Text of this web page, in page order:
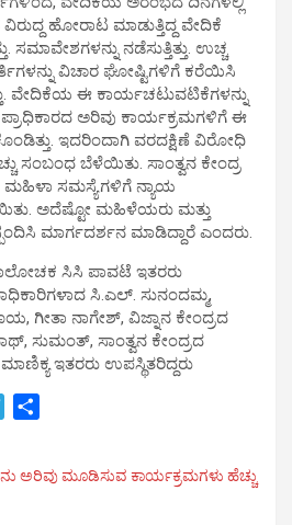
ಹೋರಾಟ ಮಾಡುತ್ತಿದ್ದ ವೇದಿಕೆ
ಸಮಾವೇಶಗಳನ್ನು ನಡೆಸುತ್ತಿತ್ತು. ಉಚ್ಚ
ವಿಚಾರ ಘೋಷ್ಟಿಗಳಿಗೆ ಕರೆಯಿಸಿ
ವೇದಿಕೆಯ ಈ ಕಾರ್ಯಚಟುವಟಿಕೆಗಳನ್ನು
ಅರಿವು ಕಾರ್ಯಕ್ರಮಗಳಿಗೆ ಈ
ಇದರಿಂದಾಗಿ ವರದಕ್ಷಿಣೆ ವಿರೋಧಿ
ಸಂಬಂಧ ಬೆಳೆಯಿತು. ಸಾಂತ್ವನ ಕೇಂದ್ರ
ಸಮಸ್ಯೆಗಳಿಗೆ ನ್ಯಾಯ
ಅದೆಷ್ಟೋ ಮಹಿಳೆಯರು ಮತ್ತು
ಮಾರ್ಗದರ್ಶನ ಮಾಡಿದ್ದಾರೆ ಎಂದರು.
ಸಿಸಿ ಪಾವಟೆ ಇತರರು
ಸಿ.ಎಲ್. ಸುನಂದಮ್ಮ,
ಗೀತಾ ನಾಗೇಶ್, ವಿಜ್ನಾನ ಕೇಂದ್ರದ
ಸುಮಂತ್, ಸಾಂತ್ವನ ಕೇಂದ್ರದ
ಇತರರು ಉಪಸ್ಥಿತರಿದ್ದರು
e
r
ಅರಿವು ಮೂಡಿಸುವ ಕಾರ್ಯಕ್ರಮಗಳು ಹೆಚ್ಚು